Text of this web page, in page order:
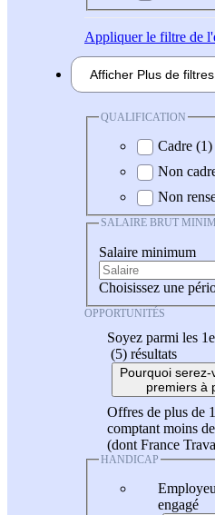
Appliquerle filtre de
Afficher Plus de filtres
QUALIFICATION
Cadre (1)
Non
Non
SALAIRE BRUT
Salaire minimum
Choisissez une
OPPORTUNITÉS
Soyez parmi les
(5) résultats
Pourquoi
premiers à
Offres de plus de
comptant moins
(dont France
HANDICAP
engagé